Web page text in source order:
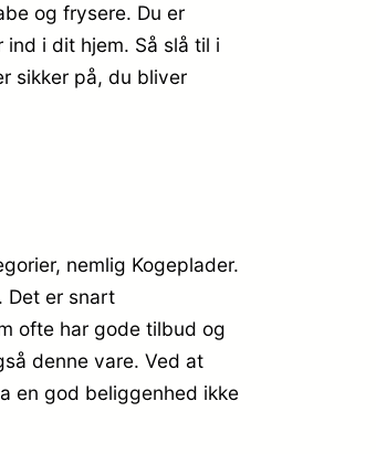
og frysere. Du er
i dit hjem. Så slå til i
sikker på, du bliver
nemlig Kogeplader.
Det er snart
ofte har gode tilbud og
denne vare. Ved at
en god beliggenhed ikke